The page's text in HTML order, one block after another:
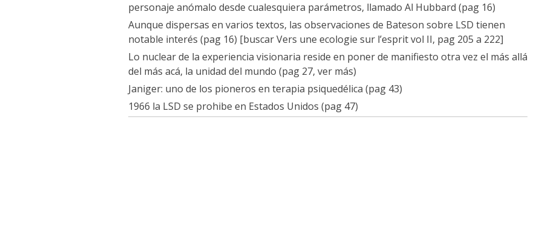
personaje anómalo desde cualesquiera parámetros, llamado Al Hubbard (pag 16)
Aunque dispersas en varios textos, las observaciones de Bateson sobre LSD tienen
notable interés (pag 16) [buscar Vers une ecologie sur l’esprit vol II, pag 205 a 222]
Lo nuclear de la experiencia visionaria reside en poner de manifiesto otra vez el más allá
del más acá, la unidad del mundo (pag 27, ver más)
Janiger: uno de los pioneros en terapia psiquedélica (pag 43)
1966 la LSD se prohibe en Estados Unidos (pag 47)